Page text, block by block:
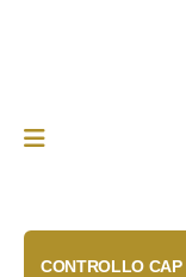
CONTROLLO CAP